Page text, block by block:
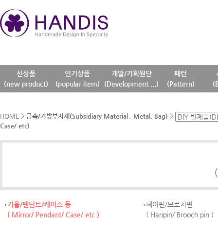
신상품
(new product)
인기상품
(popular item)
개발/기획원단
(Development ...)
패턴
(Pattern)
HOME > 금속/가방부자재(Subsidiary Material_ Metal, Bag) >
Case/ etc)
거울/펜던트/케이스 등
( Mirror/ Pendant/ Case/ etc )
헤어핀/브로치핀
( Haripin/ Brooch pin )